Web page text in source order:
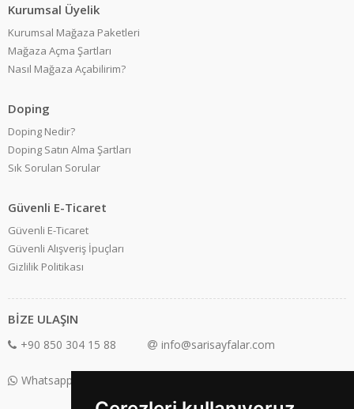
Kurumsal Üyelik
Kurumsal Mağaza Paketleri
Mağaza Açma Şartları
Nasıl Mağaza Açabilirim?
Doping
Doping Nedir?
Doping Satın Alma Şartları
Sık Sorulan Sorular
Güvenli E-Ticaret
Güvenli E-Ticaret
Güvenli Alışveriş İpuçları
Gizlilik Politikası
BİZE ULAŞIN
+90 850 304 15 88 info@sarisayfalar.com
Whatsapp Destek: +90 850 304 15 88